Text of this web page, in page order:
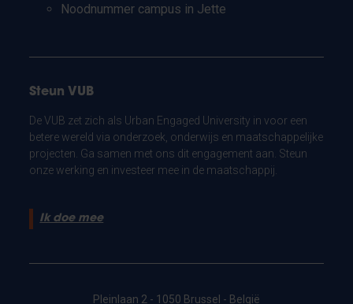
Noodnummer campus in Jette
Steun VUB
De VUB zet zich als Urban Engaged University in voor een
betere wereld via onderzoek, onderwijs en maatschappelijke
projecten. Ga samen met ons dit engagement aan. Steun
onze werking en investeer mee in de maatschappij.
Ik doe mee
Pleinlaan 2 - 1050 Brussel - België